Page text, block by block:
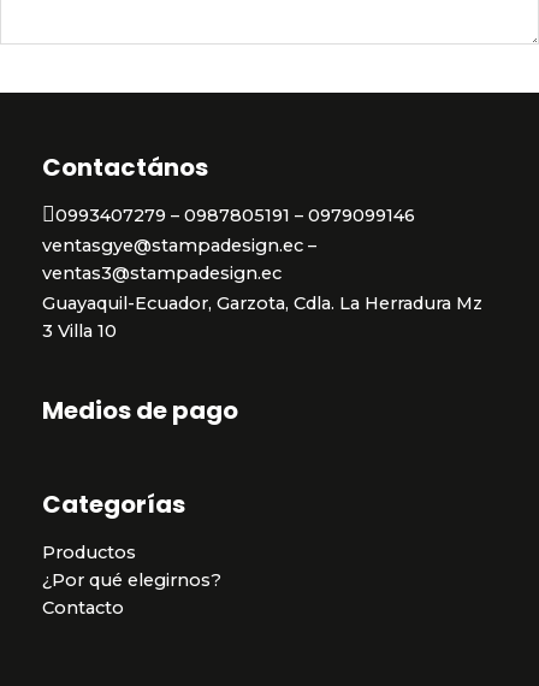
Contactános
0993407279 – 0987805191 – 0979099146
ventasgye@stampadesign.ec –
ventas3@stampadesign.ec
Guayaquil-Ecuador, Garzota, Cdla. La Herradura Mz
3 Villa 10
Medios de pago
Categorías
Productos
¿Por qué elegirnos?
Contacto